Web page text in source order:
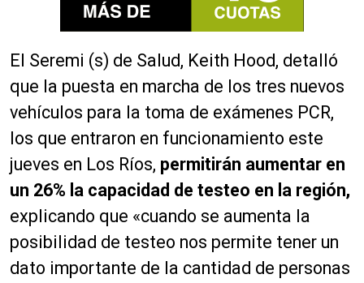
El Seremi (s) de Salud, Keith Hood, detalló
que la puesta en marcha de los tres nuevos
vehículos para la toma de exámenes PCR,
los que entraron en funcionamiento este
jueves en Los Ríos, permitirán aumentar en
un 26% la capacidad de testeo en la región,
explicando que «cuando se aumenta la
posibilidad de testeo nos permite tener un
dato importante de la cantidad de personas